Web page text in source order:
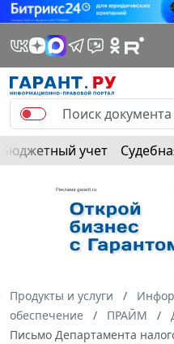
Бюджетный учет
Продукты и услуги
обеспечение
ПРАЙМ
Письмо Департамента